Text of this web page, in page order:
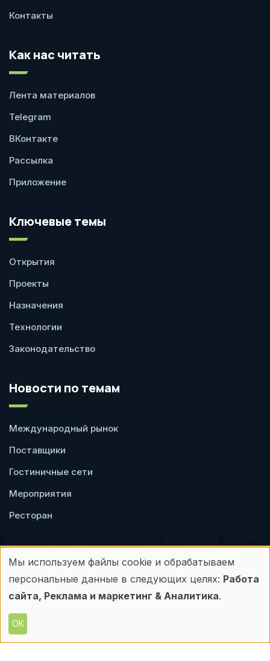
Контакты
Как нас читать
Лента материалов
Telegram
ВКонтакте
Рассылка
Приложение
Ключевые темы
Открытия
Проекты
Назначения
Технологии
Законодательство
Новости по темам
Международный рынок
Поставщики
Гостиничные сети
Мероприятия
Ресторан
Пользовательское
соглашение
Политика
конфиденциальности
Любое использование материалов с данного
Использование
персональных
данных
и
Мы используем файлы cookie и обрабатываем
персональные данные в следующих целях: Работа
сайта, Реклама и маркетинг & Аналитика.
ОК